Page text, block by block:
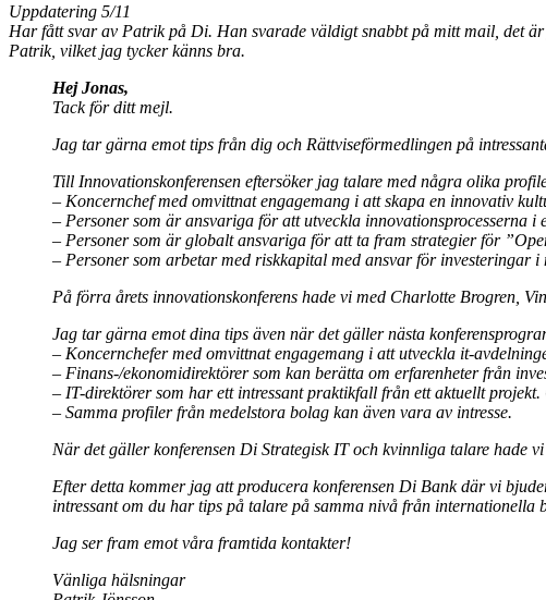
Uppdatering 5/11
Har fått svar av Patrik på Di. Han svarade väldigt snabbt på mitt mail, det
Patrik, vilket jag tycker känns bra.
Hej Jonas,
Tack för ditt mejl.
Jag tar gärna emot tips från dig och Rättviseförmedlingen på
Till Innovationskonferensen eftersöker jag talare med några olika
– Koncernchef med omvittnat engagemang i att skapa en innovativ
– Personer som är ansvariga för att utveckla innovationsprocesserna
– Personer som är globalt ansvariga för att ta fram strategier för
– Personer som arbetar med riskkapital med ansvar för investeringar i
På förra årets innovationskonferens hade vi med Charlotte Brogren,
Jag tar gärna emot dina tips även när det gäller nästa
– Koncernchefer med omvittnat engagemang i att utveckla it-
– Finans-/ekonomidirektörer som kan berätta om erfarenheter från
– IT-direktörer som har ett intressant praktikfall från ett aktuellt
– Samma profiler från medelstora bolag kan även vara av intresse.
När det gäller konferensen Di Strategisk IT och kvinnliga talare hade
Efter detta kommer jag att producera konferensen Di Bank där vi
intressant om du har tips på talare på samma nivå från internationella
Jag ser fram emot våra framtida kontakter!
Vänliga hälsningar